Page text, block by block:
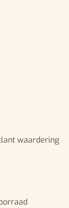
waardering